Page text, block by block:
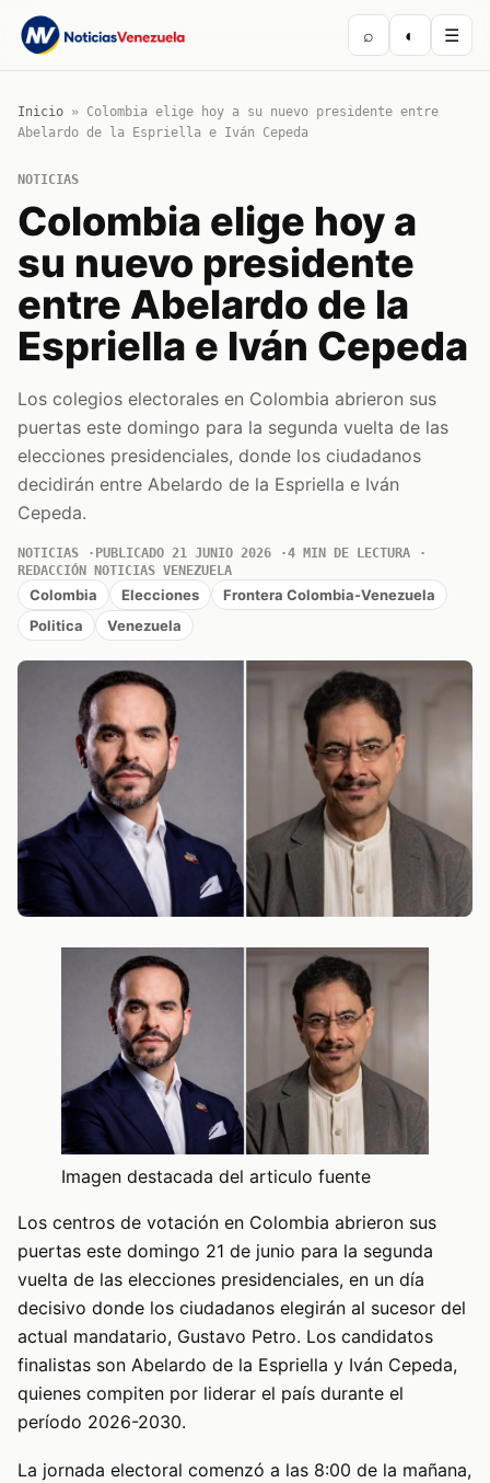
⌕ ◐ ☰
Inicio » Colombia elige hoy a su nuevo presidente entre
Abelardo de la Espriella e Iván Cepeda
NOTICIAS
Colombia elige hoy a
su nuevo presidente
entre Abelardo de la
Espriella e Iván Cepeda
Los colegios electorales en Colombia abrieron sus
puertas este domingo para la segunda vuelta de las
elecciones presidenciales, donde los ciudadanos
decidirán entre Abelardo de la Espriella e Iván
Cepeda.
NOTICIAS PUBLICADO 21 JUNIO 2026
4 MIN DE LECTURA
REDACCIÓN NOTICIAS VENEZUELA
Colombia Elecciones
Frontera Colombia-Venezuela
Politica
Venezuela
Imagen destacada del articulo fuente
Los centros de votación en Colombia abrieron sus
puertas este domingo 21 de junio para la segunda
vuelta de las elecciones presidenciales, en un día
decisivo donde los ciudadanos elegirán al sucesor del
actual mandatario, Gustavo Petro. Los candidatos
finalistas son Abelardo de la Espriella y Iván Cepeda,
quienes compiten por liderar el país durante el
período 2026-2030.
La jornada electoral comenzó a las 8:00 de la mañana,